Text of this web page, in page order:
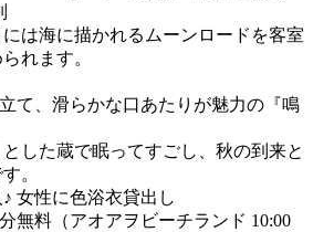
は海に描かれるムーンロードを客室
れます。
て、滑らかな口あたりが魅力の『鳴
した蔵で眠ってすごし、秋の到来と
。
女性に色浴衣貸出し
無料（アオアヲビーチランド 10:00